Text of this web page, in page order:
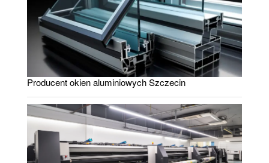
Producent okien aluminiowych Szczecin